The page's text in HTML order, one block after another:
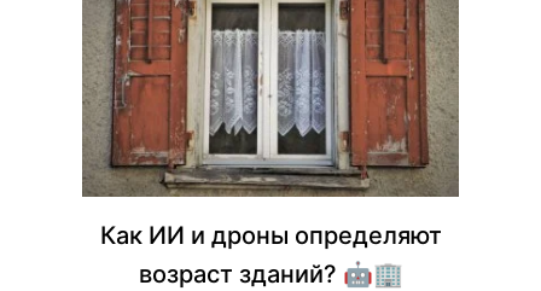
Как ИИ и дроны определяют
возраст зданий? 🤖🏢